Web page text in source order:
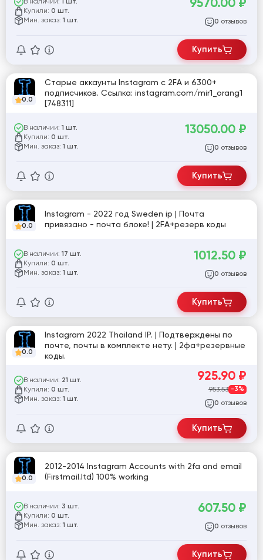
1 шт.
Купили: 0 шт.
Мин. заказ: 1 шт.
9570.00 ₽
0 отзывов
Купить
0.0
Старые аккаунты Instagram с 2FA и 6300+
подписчиков. Ссылка: instagram.com/mir1_orang1
[748311]
В наличии: 1 шт.
Купили: 0 шт.
Мин. заказ: 1 шт.
13050.00 ₽
0 отзывов
Купить
0.0
Instagram - 2022 год Sweden ip | Почта
привязано - почта блоке! | 2FA+резерв коды
В наличии: 17 шт.
Купили: 0 шт.
Мин. заказ: 1 шт.
1012.50 ₽
0 отзывов
Купить
0.0
Instagram 2022 Thailand IP. | Подтверждены по
почте, почты в комплекте нету. | 2фа+резервные
коды.
В наличии: 21 шт.
Купили: 0 шт.
Мин. заказ: 1 шт.
925.90 ₽
953.53 -3%
0 отзывов
Купить
0.0
2012-2014 Instagram Accounts with 2fa and email
(Firstmail.ltd) 100% working
В наличии: 3 шт.
Купили: 0 шт.
Мин. заказ: 1 шт.
607.50 ₽
0 отзывов
Купить